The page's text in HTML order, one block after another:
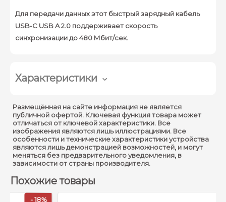
Для передачи данных этот быстрый зарядный кабель
USB-C USB A 2.0 поддерживает скорость
синхронизации до 480 Мбит/сек.
Характеристики
Размещённая на сайте информация не является
публичной офертой. Ключевая функция товара может
отличаться от ключевой характеристики. Все
изображения являются лишь иллюстрациями. Все
особенности и технические характеристики устройства
являются лишь демонстрацией возможностей, и могут
меняться без предварительного уведомления, в
зависимости от страны производителя.
Похожие товары